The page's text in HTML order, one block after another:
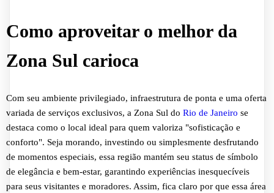
Como aproveitar o melhor da
Zona Sul carioca
Com seu ambiente privilegiado, infraestrutura de ponta e uma oferta
variada de serviços exclusivos, a Zona Sul do Rio de Janeiro se
destaca como o local ideal para quem valoriza "sofisticação e
conforto". Seja morando, investindo ou simplesmente desfrutando
de momentos especiais, essa região mantém seu status de símbolo
de elegância e bem-estar, garantindo experiências inesquecíveis
para seus visitantes e moradores. Assim, fica claro por que essa área